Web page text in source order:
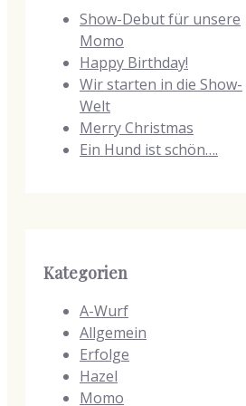
Show-Debut für unsere
Momo
Happy Birthday!
Wir starten in die Show-
Welt
Merry Christmas
Ein Hund ist schön….
Kategorien
A-Wurf
Allgemein
Erfolge
Hazel
Momo